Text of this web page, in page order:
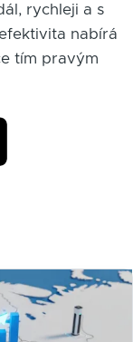
rychleji a s
nabírá
tím pravým